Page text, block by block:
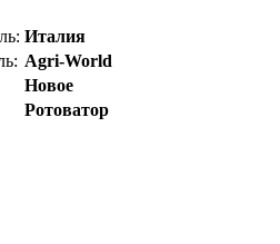
Италия
Agri-World
Новое
Ротоватор